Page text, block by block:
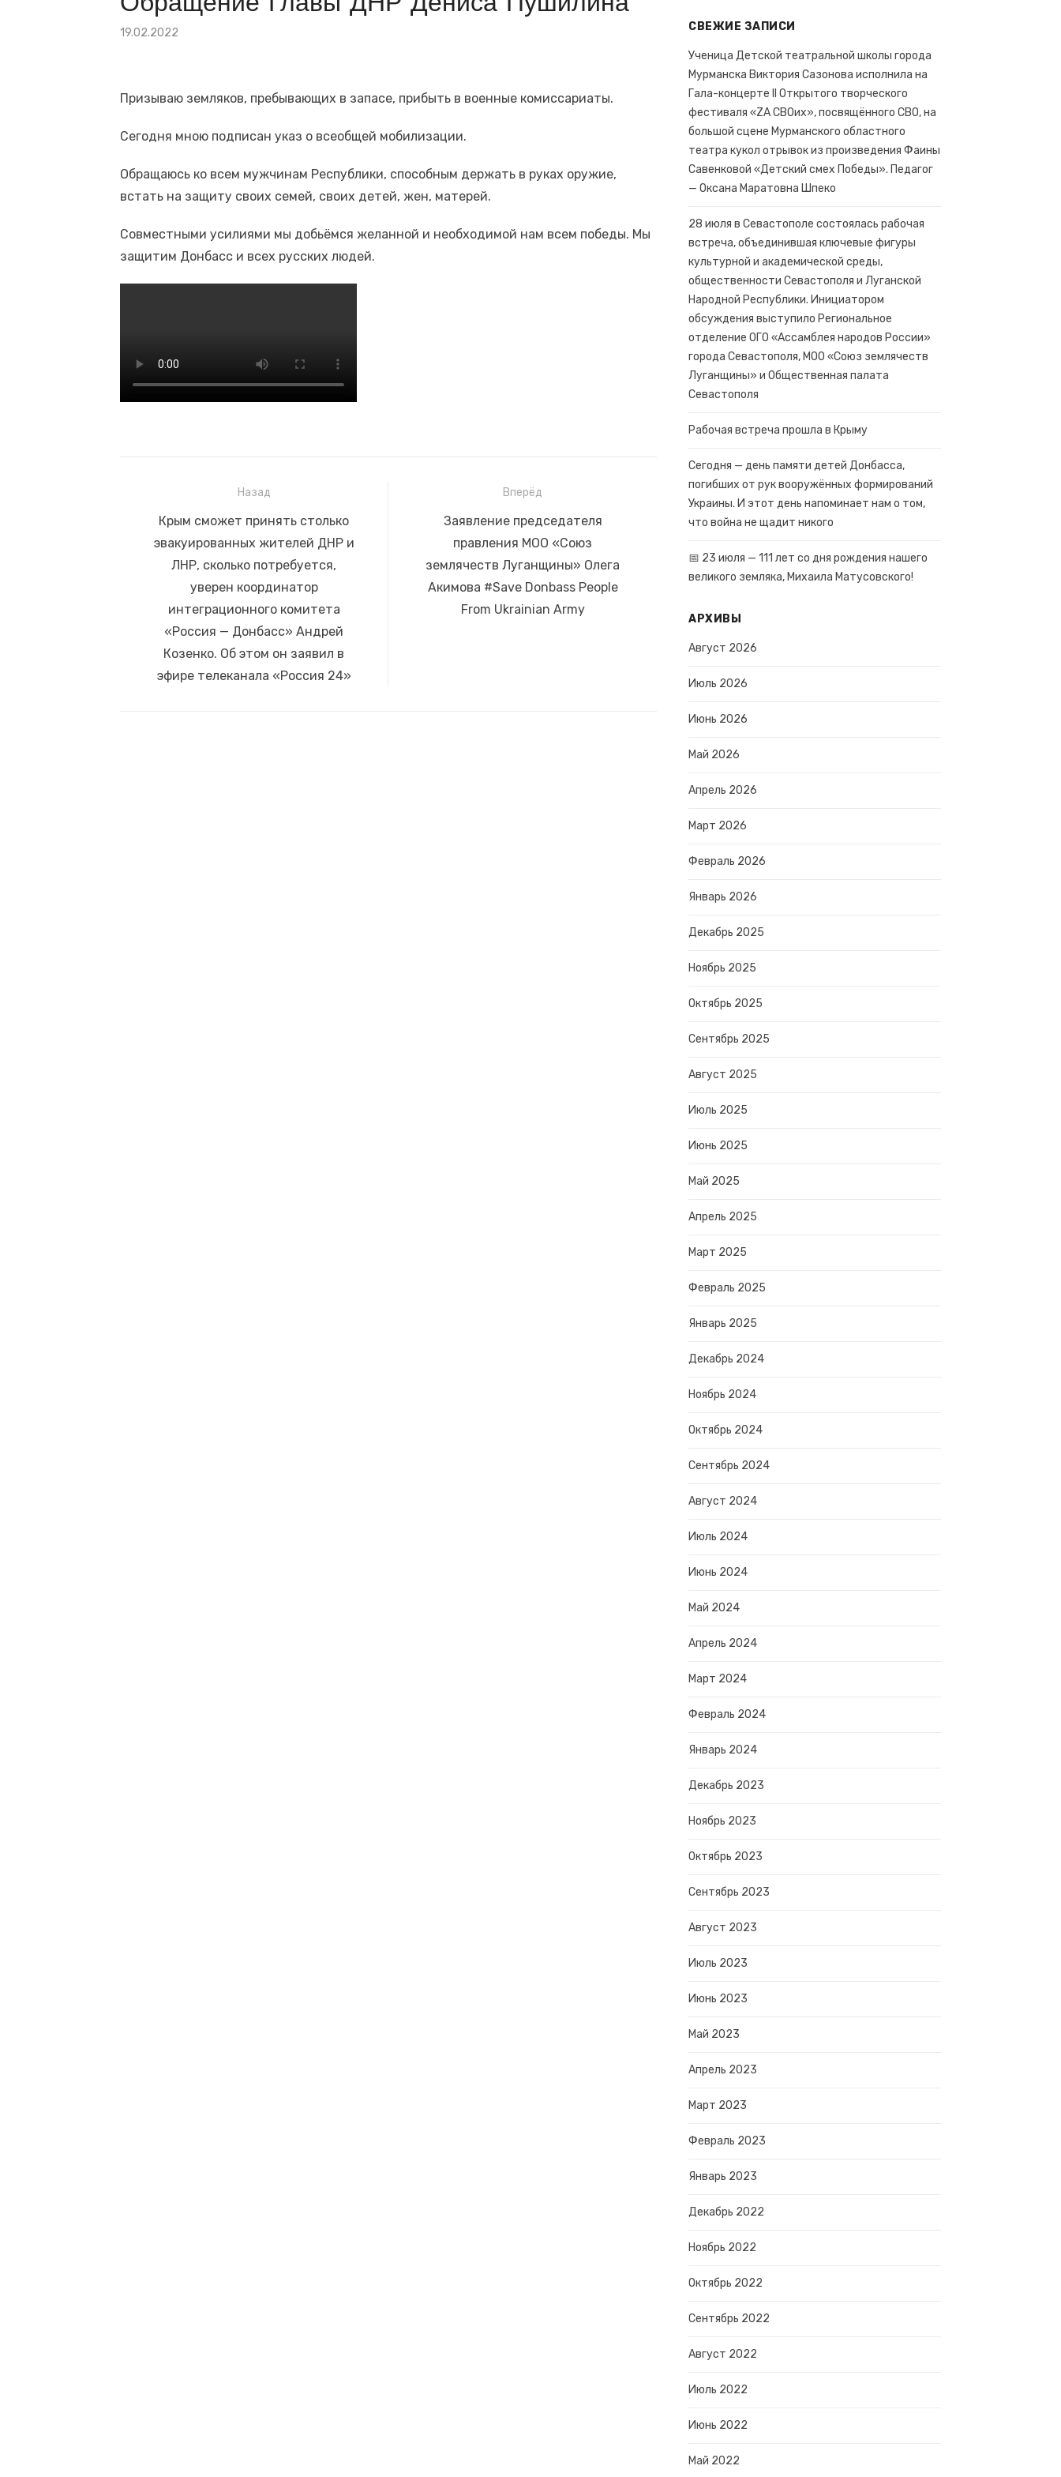
🕯 22 июня — День памяти и скорби. Самая трагическая дата в истории нашей страны и всего человечества
Президент по видеосвязи проводит совещание о социально-экономическом развитии воссоединенных субъектов России.
Опубликовано
19.02.2022
Призываю земляков, пребывающих в запасе, прибыть в военные комиссариаты.
Сегодня мною подписан указ о всеобщей мобилизации.
Обращаюсь ко всем мужчинам Республики, способным держать в руках оружие,
встать на защиту своих семей, своих детей, жен, матерей.
Совместными усилиями мы добьёмся желанной и необходимой нам всем победы. Мы
защитим Донбасс и всех русских людей.
Навигация
записям
Назад
Предыдущая
запись:
Крым сможет принять столько
эвакуированных жителей ДНР и
ЛНР, сколько потребуется,
уверен координатор
интеграционного комитета
«Россия — Донбасс» Андрей
Козенко. Об этом он заявил в
эфире телеканала «Россия 24»
Вперёд
Следующая
запись:
Заявление председателя
правления МОО «Союз
землячеств Луганщины» Олега
Акимова #Save Donbass People
From Ukrainian Army
СВЕЖИЕ ЗАПИСИ
Ученица Детской театральной школы города
Мурманска Виктория Сазонова исполнила на
Гала-концерте II Открытого творческого
фестиваля «ZA СВОих», посвящённого СВО, на
большой сцене Мурманского областного
театра кукол отрывок из произведения Фаины
Савенковой «Детский смех Победы». Педагог
— Оксана Маратовна Шпеко
28 июля в Севастополе состоялась рабочая
встреча, объединившая ключевые фигуры
культурной и академической среды,
общественности Севастополя и Луганской
Народной Республики. Инициатором
обсуждения выступило Региональное
отделение ОГО «Ассамблея народов России»
города Севастополя, МОО «Союз землячеств
Луганщины» и Общественная палата
Севастополя
Рабочая встреча прошла в Крыму
Сегодня — день памяти детей Донбасса,
погибших от рук вооружённых формирований
Украины. И этот день напоминает нам о том,
что война не щадит никого
📅 23 июля — 111 лет со дня рождения нашего
великого земляка, Михаила Матусовского!
АРХИВЫ
Август 2026
Июль 2026
Июнь 2026
Май 2026
Апрель 2026
Март 2026
Февраль 2026
Январь 2026
Декабрь 2025
Ноябрь 2025
Октябрь 2025
Сентябрь 2025
Август 2025
Июль 2025
Июнь 2025
Май 2025
Апрель 2025
Март 2025
Февраль 2025
Январь 2025
Декабрь 2024
Ноябрь 2024
Октябрь 2024
Сентябрь 2024
Август 2024
Июль 2024
Июнь 2024
Май 2024
Апрель 2024
Март 2024
Февраль 2024
Январь 2024
Декабрь 2023
Ноябрь 2023
Октябрь 2023
Сентябрь 2023
Август 2023
Июль 2023
Июнь 2023
Май 2023
Апрель 2023
Март 2023
Февраль 2023
Январь 2023
Декабрь 2022
Ноябрь 2022
Октябрь 2022
Сентябрь 2022
Август 2022
Июль 2022
Июнь 2022
Май 2022